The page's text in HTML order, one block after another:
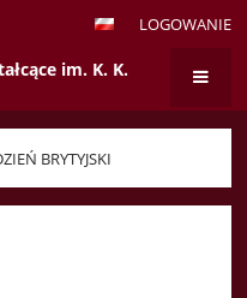
LOGOWANIE
im. K. K.
BRYTYJSKI